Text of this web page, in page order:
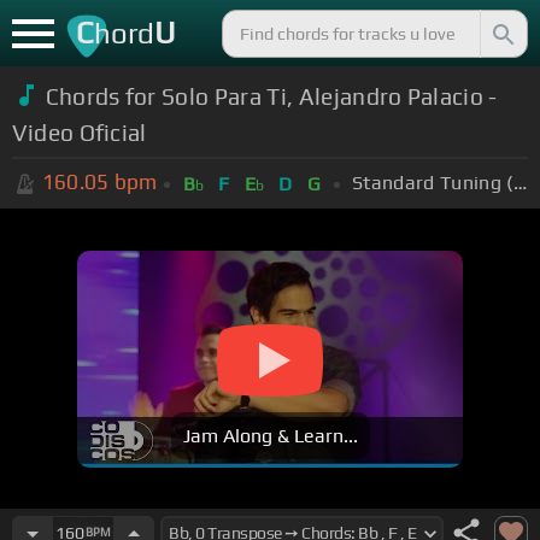
ChordU
Chords for Solo Para Ti, Alejandro Palacio -
Video Oficial
160.05 bpm Bb F Eb D G Standard Tuning (EADGBE)
Jam Along & Learn...
160BPM